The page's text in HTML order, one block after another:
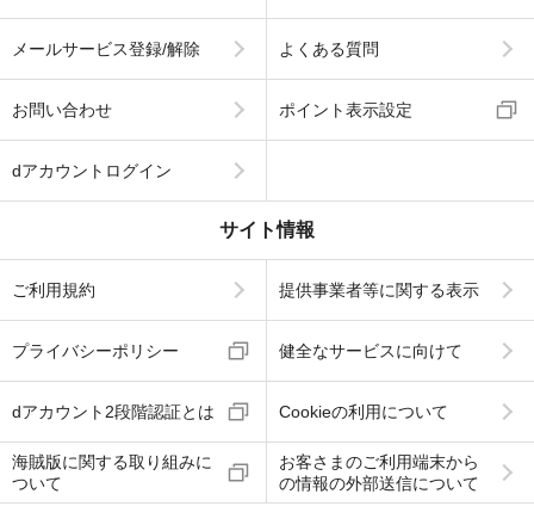
メールサービス登録/解除 よくある質問
お問い合わせ ポイント表示設定
dアカウントログイン
サイト情報
ご利用規約 提供事業者等に関する表示
プライバシーポリシー 健全なサービスに向けて
dアカウント2段階認証とは Cookieの利用について
海賊版に関する取り組みに
ついて
お客さまのご利用端末から
の情報の外部送信について